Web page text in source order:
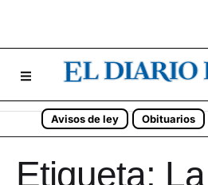
Avisos de ley Obituarios
Etiqueta: